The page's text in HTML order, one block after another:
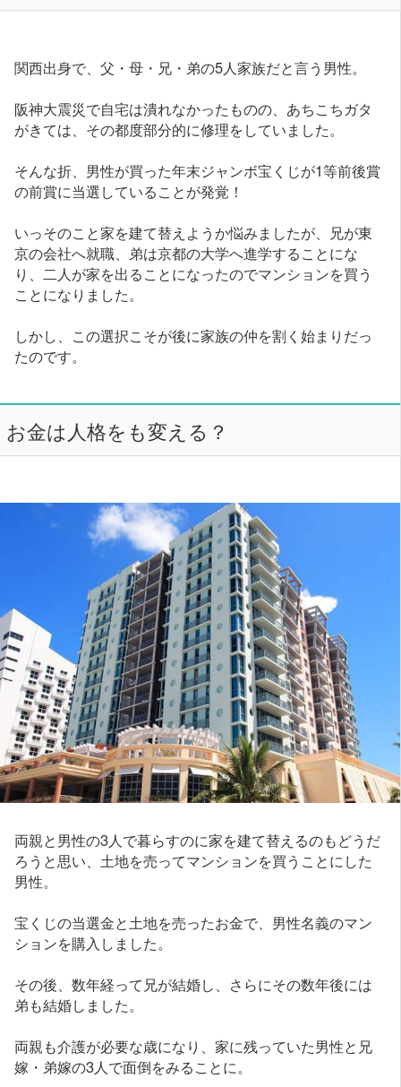
関西出身で、父・母・兄・弟の5人家族だと言う男性。
阪神大震災で自宅は潰れなかったものの、あちこちガタ
がきては、その都度部分的に修理をしていました。
そんな折、男性が買った年末ジャンボ宝くじが1等前後賞
の前賞に当選していることが発覚！
いっそのこと家を建て替えようか悩みましたが、兄が東
京の会社へ就職、弟は京都の大学へ進学することにな
り、二人が家を出ることになったのでマンションを買う
ことになりました。
しかし、この選択こそが後に家族の仲を割く始まりだっ
たのです。
お金は人格をも変える？
両親と男性の3人で暮らすのに家を建て替えるのもどうだ
ろうと思い、土地を売ってマンションを買うことにした
男性。
宝くじの当選金と土地を売ったお金で、男性名義のマン
ションを購入しました。
その後、数年経って兄が結婚し、さらにその数年後には
弟も結婚しました。
両親も介護が必要な歳になり、家に残っていた男性と兄
嫁・弟嫁の3人で面倒をみることに。